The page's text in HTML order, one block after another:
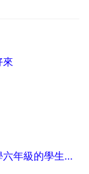
總結了幾個小
來
小學六年級的學生如何提高成績，小學六年級的學生如何提高成績？